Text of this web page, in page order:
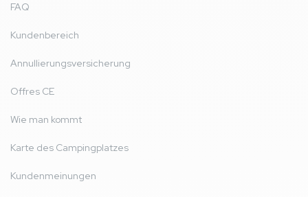
FAQ
Kundenbereich
Annullierungsversicherung
Offres CE
Wie man kommt
Karte des Campingplatzes
Kundenmeinungen